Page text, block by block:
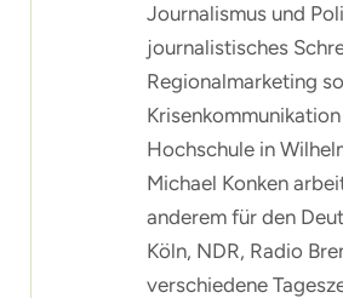
Journalismus und
journalistisches
Regionalmarketing
Hochschule in
Michael Konken
anderem für den
Köln, NDR, Radio
verschiedene